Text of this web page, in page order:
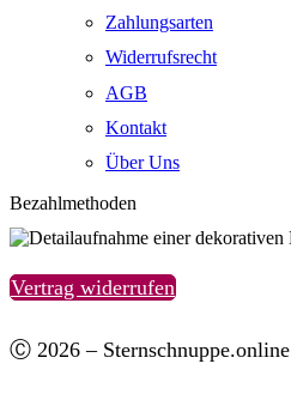
Zahlungsarten
Widerrufsrecht
AGB
Kontakt
Über Uns
Bezahlmethoden
Vertrag widerrufen
Ⓒ 2026 – Sternschnuppe.online